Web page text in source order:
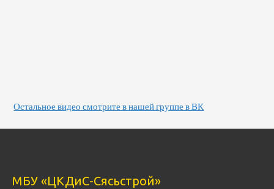
Остальное видео смотрите в нашей группе в ВК
МБУ «ЦКДиС-Сясьстрой»